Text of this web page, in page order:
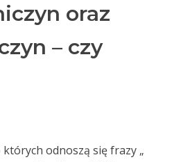
oraz
– czy
których odnoszą się frazy „